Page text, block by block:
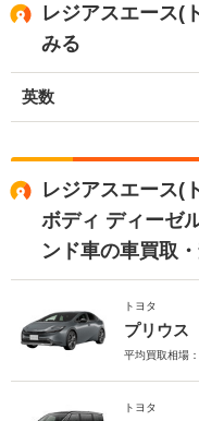
レジアスエース(
みる
英数
レジアスエース(
ボディ ディーゼ
ンド車の車買取
トヨタ
プリウス
平均買取相場：
トヨタ